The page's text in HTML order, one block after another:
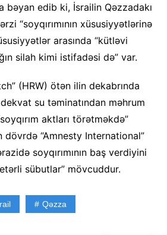
bəyan edib ki, İsrailin Qəzzadakı
“soyqırımının xüsusiyyətlərinə
arasında “kütləvi
silah kimi istifadəsi də” var.
(HRW) ötən ilin dekabrında
su təminatından məhrum
aktları törətməkdə”
“Amnesty International”
soyqırımının baş verdiyini
sübutlar” mövcuddur.
Qəzza